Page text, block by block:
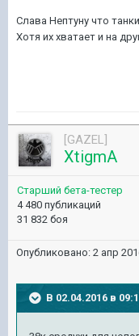
Слава Нептуну что
Хотя их хватает и на
[GAZEL]
XtigmA
Старший бета-тестер
4 480 публикаций
31 832 боя
Опубликовано: 2 апр
В 02.04.2016 в